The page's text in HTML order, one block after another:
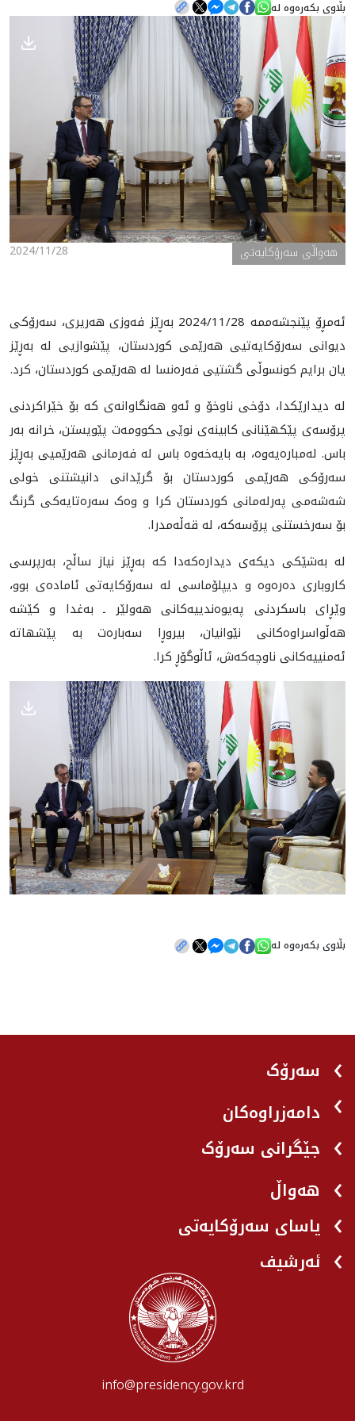
هه‌واڵ
گەلەری
بڵاوی بکەرەوە لە
2024/11/28 ھەواڵی سەرۆکایەتی
ئەمڕۆ پێنجشەممە 2024/11/28 بەڕێز فەوزی هەریری، سەرۆکی
دیوانی سەرۆکایەتیی هەرێمی کوردستان، پێشوازیی لە بەڕێز
یان برایم کونسوڵی گشتیی فەرەنسا لە هەرێمی کوردستان، کرد.
لە دیدارێکدا، دۆخی ناوخۆ و ئەو هەنگاوانەی کە بۆ خێراکردنی
پرۆسەی پێکهێنانی کابینەی نوێی حکوومەت پێویستن، خرانە بەر
باس. لەمبارەیەوە، بە بایەخەوە باس لە فەرمانی هەرێمیی بەڕێز
سەرۆکی هەرێمی کوردستان بۆ گرێدانی دانیشتنی خولی
شەشەمی پەرلەمانی کوردستان کرا و وەک سەرەتایەکی گرنگ
بۆ سەرخستنی پرۆسەکە، لە قەڵەمدرا.
لە بەشێکی دیکەی دیدارەکەدا کە بەڕێز نیاز ساڵح، بەرپرسی
کاروباری دەرەوە و دیپلۆماسی لە سەرۆکایەتی ئامادەی بوو،
وێڕای باسکردنی پەیوەندییەکانی هەولێر ـ بەغدا و کێشە
هەڵواسراوەکانی نێوانیان، بیروڕا سەبارەت بە پێشهاتە
ئەمنییەکانی ناوچەکەش، ئاڵوگۆڕ کرا.
بڵاوی بکەرەوە لە
سەرۆک
دامەزراوەکان
جێگرانی سه‌رۆک
هه‌واڵ
یاسای سەرۆکایەتی
ئەرشیف
info@presidency.gov.krd